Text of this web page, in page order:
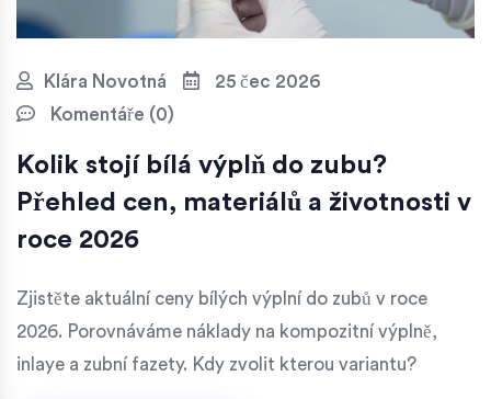
Klára Novotná
25 čec 2026
Komentáře (0)
Kolik stojí bílá výplň do zubu?
Přehled cen, materiálů a životnosti v
roce 2026
Zjistěte aktuální ceny bílých výplní do zubů v roce
2026. Porovnáváme náklady na kompozitní výplně,
inlaye a zubní fazety. Kdy zvolit kterou variantu?